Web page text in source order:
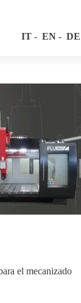
IT EN DE
el mecanizado